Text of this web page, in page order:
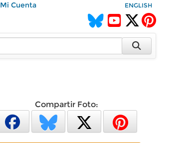
Mi Cuenta ENGLISH
Compartir Foto: